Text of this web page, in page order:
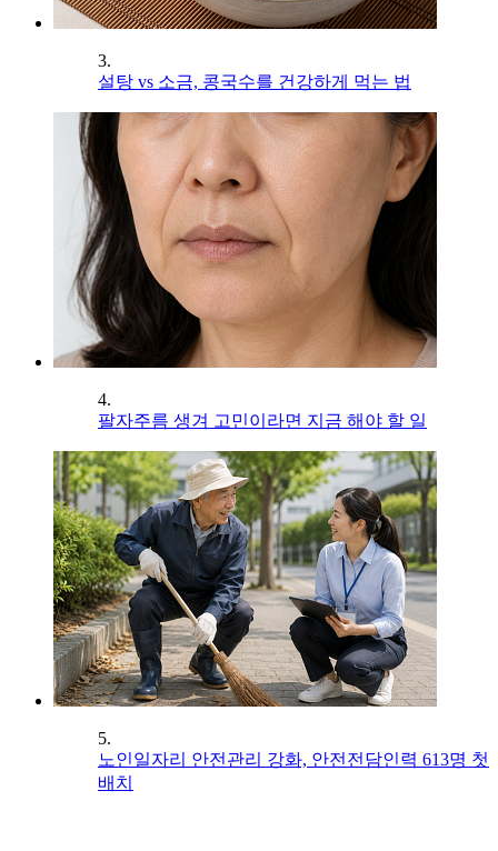
3.
설탕 vs 소금, 콩국수를 건강하게 먹는 법
4.
팔자주름 생겨 고민이라면 지금 해야 할 일
5.
노인일자리 안전관리 강화, 안전전담인력 613명 첫
배치